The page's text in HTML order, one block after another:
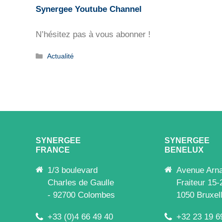
Synergee Youtube Channel
N’hésitez pas à vous abonner !
Catégories
Actualité
SYNERGEE
FRANCE
1/3 boulevard
Charles de Gaulle
- 92700 Colombes
+33 (0)4 66 49 40
SYNERGEE
BENELUX
Avenue
Fraiteur 15-
1050
+32 23 19